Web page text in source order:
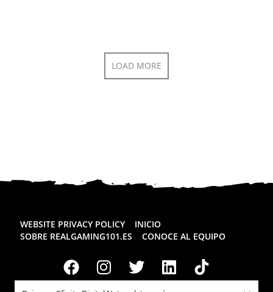
LOAD MORE
WEBSITE PRIVACY POLICY
INICIO
SOBRE REALGAMING101.ES
CONOCE AL EQUIPO